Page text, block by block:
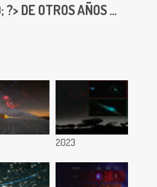
DE OTROS AÑOS ...
2023